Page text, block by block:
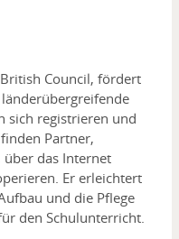
Council, fördert
sich registrieren und
Partner,
das Internet
Er erleichtert
und die Pflege
den Schulunterricht.